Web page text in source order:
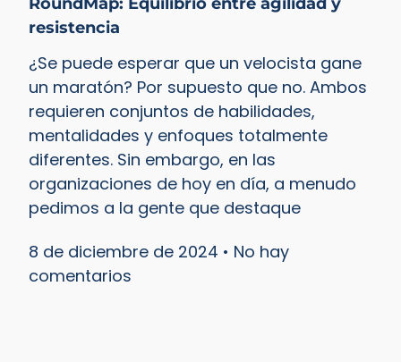
resistencia
¿Se puede esperar que un velocista gane
un maratón? Por supuesto que no. Ambos
requieren conjuntos de habilidades,
mentalidades y enfoques totalmente
diferentes. Sin embargo, en las
organizaciones de hoy en día, a menudo
pedimos a la gente que destaque
8 de diciembre de 2024
No hay
comentarios